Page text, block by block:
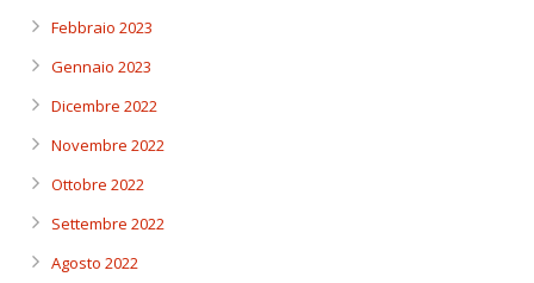
Febbraio 2023
Gennaio 2023
Dicembre 2022
Novembre 2022
Ottobre 2022
Settembre 2022
Agosto 2022